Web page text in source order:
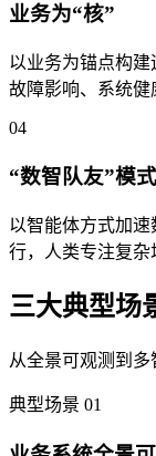
业务为“核”
以业务为锚点构
故障影响、系统健
04
“数智队友”模式
以智能体方式加
行，人类专注复杂
三大典型场
从全景可观测到
典型场景 01